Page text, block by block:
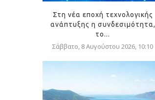
Στη νέα εποχή τεχνολογικής
ανάπτυξης η συνδεσιμότητα,
το...
Σάββατο, 8 Αυγούστου 2026, 10:10